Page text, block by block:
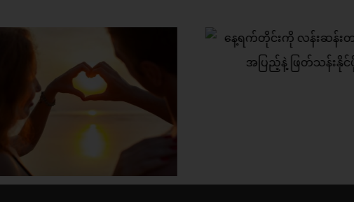
နေ့ရက်တိုင်းကို လန်းဆန်းတက်
ကြွမှု အပြည့်နဲ့ ဖြတ်သန်းနိုင်ဖို့